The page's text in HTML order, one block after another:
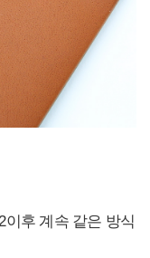
후 계속 같은 방식